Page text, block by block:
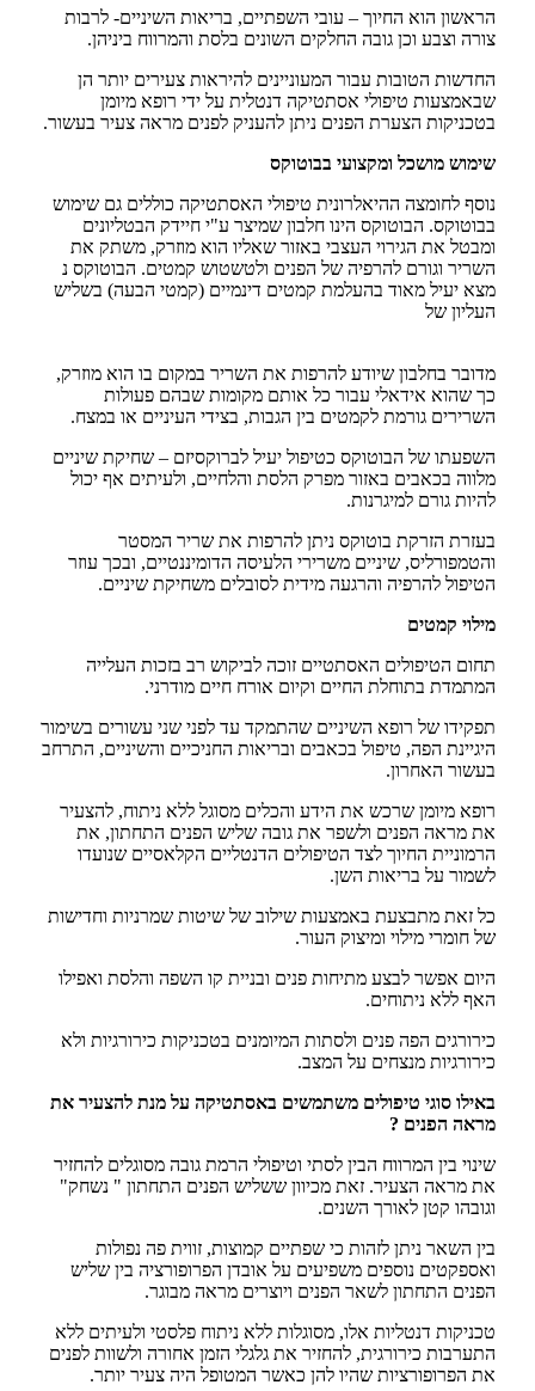
הראשון הוא החיוך – עובי השפתיים, בריאות השיניים- לרבות
צורה וצבע וכן גובה החלקים השונים בלסת והמרווח ביניהן.
החדשות הטובות עבור המעוניינים להיראות צעירים יותר הן
שבאמצעות טיפולי אסתטיקה דנטלית על ידי רופא מיומן
בטכניקות הצערת הפנים ניתן להעניק לפנים מראה צעיר בעשור.
שימוש מושכל ומקצועי בבוטוקס
נוסף לחומצה ההיאלרונית טיפולי האסתטיקה כוללים גם שימוש
בבוטוקס. הבוטוקס הינו חלבון שמיצר ע"י חיידק הבטליונים
ומבטל את הגירוי העצבי באזור שאליו הוא מוזרק, משתק את
השריר וגורם להרפיה של הפנים ולטשטוש קמטים. הבוטוקס נ
מצא יעיל מאוד בהעלמת קמטים דינמיים (קמטי הבעה) בשליש
העליון של
מדובר בחלבון שיודע להרפות את השריר במקום בו הוא מוזרק,
כך שהוא אידאלי עבור כל אותם מקומות שבהם פעולות
השרירים גורמת לקמטים בין הגבות, בצידי העיניים או במצח.
השפעתו של הבוטוקס כטיפול יעיל לברוקסיזם – שחיקת שיניים
מלווה בכאבים באזור מפרק הלסת והלחיים, ולעיתים אף יכול
להיות גורם למיגרנות.
בעזרת הזרקת בוטוקס ניתן להרפות את שריר המסטר
והטמפורליס, שיניים משרירי הלעיסה הדומיננטיים, ובכך עוזר
הטיפול להרפיה והרגעה מידית לסובלים משחיקת שיניים.
מילוי קמטים
תחום הטיפולים האסתטיים זוכה לביקוש רב בזכות העלייה
המתמדת בתוחלת החיים וקיום אורח חיים מודרני.
תפקידו של רופא השיניים שהתמקד עד לפני שני עשורים בשימור
היגיינת הפה, טיפול בכאבים ובריאות החניכיים והשיניים, התרחב
בעשור האחרון.
רופא מיומן שרכש את הידע והכלים מסוגל ללא ניתוח, להצעיר
את מראה הפנים ולשפר את גובה שליש הפנים התחתון, את
הרמוניית החיוך לצד הטיפולים הדנטליים הקלאסיים שנועדו
לשמור על בריאות השן.
כל זאת מתבצעת באמצעות שילוב של שיטות שמרניות וחדישות
של חומרי מילוי ומיצוק העור.
היום אפשר לבצע מתיחות פנים ובניית קו השפה והלסת ואפילו
האף ללא ניתוחים.
כירורגים הפה פנים ולסתות המיומנים בטכניקות כירורגיות ולא
כירורגיות מנצחים על המצב.
באילו סוגי טיפולים משתמשים באסתטיקה על מנת להצעיר את
מראה הפנים ?
שינוי בין המרווח הבין לסתי וטיפולי הרמת גובה מסוגלים להחזיר
את מראה הצעיר. זאת מכיוון ששליש הפנים התחתון " נשחק"
וגובהו קטן לאורך השנים.
בין השאר ניתן לזהות כי שפתיים קמוצות, זווית פה נפולות
ואספקטים נוספים משפיעים על אובדן הפרופורציה בין שליש
הפנים התחתון לשאר הפנים ויוצרים מראה מבוגר.
טכניקות דנטליות אלו, מסוגלות ללא ניתוח פלסטי ולעיתים ללא
התערבות כירורגית, להחזיר את גלגלי הזמן אחורה ולשוות לפנים
את הפרופורציות שהיו להן כאשר המטופל היה צעיר יותר.